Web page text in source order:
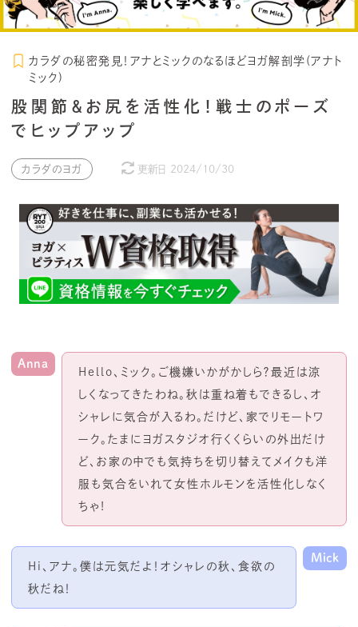
カラダの秘密発見！アナとミックのなるほどヨガ解剖学(アナト
ミック)
股関節＆お尻を活性化！戦士のポーズ
でヒップアップ
カラダのヨガ 更新日 2024/10/30
Anna
Hello、ミック。ご機嫌いかがかしら？最近は涼
しくなってきたわね。秋は重ね着もできるし、オ
シャレに気合が入るわ。だけど、家でリモートワ
ーク。たまにヨガスタジオ行くくらいの外出だけ
ど、お家の中でも気持ちを切り替えてメイクも洋
服も気合をいれて女性ホルモンを活性化しなく
ちゃ!
Hi、アナ。僕は元気だよ！オシャレの秋、食欲の
秋だね！
Mick